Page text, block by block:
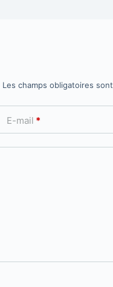
Les champs obligatoires
E-mail *